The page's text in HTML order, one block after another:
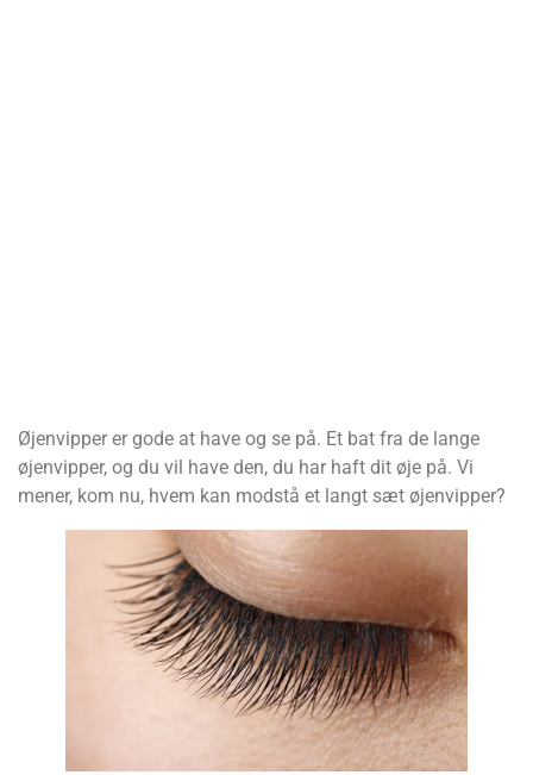
Øjenvipper er gode at have og se på. Et bat fra de lange
øjenvipper, og du vil have den, du har haft dit øje på. Vi
mener, kom nu, hvem kan modstå et langt sæt øjenvipper?